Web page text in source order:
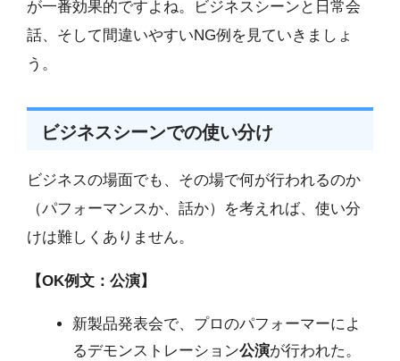
が一番効果的ですよね。ビジネスシーンと日常会
話、そして間違いやすいNG例を見ていきましょ
う。
ビジネスシーンでの使い分け
ビジネスの場面でも、その場で何が行われるのか
（パフォーマンスか、話か）を考えれば、使い分
けは難しくありません。
【OK例文：公演】
新製品発表会で、プロのパフォーマーによ
るデモンストレーション公演が行われた。